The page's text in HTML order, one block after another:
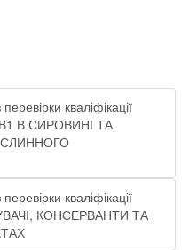
кваліфікації
В СИРОВИНІ ТА
кваліфікації
КОНСЕРВАНТИ ТА